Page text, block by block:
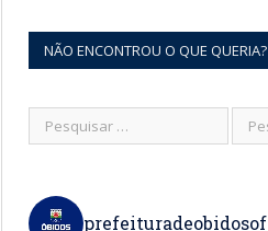
NÃO ENCONTROU O QUE QUERIA?
prefeituradeobidosof